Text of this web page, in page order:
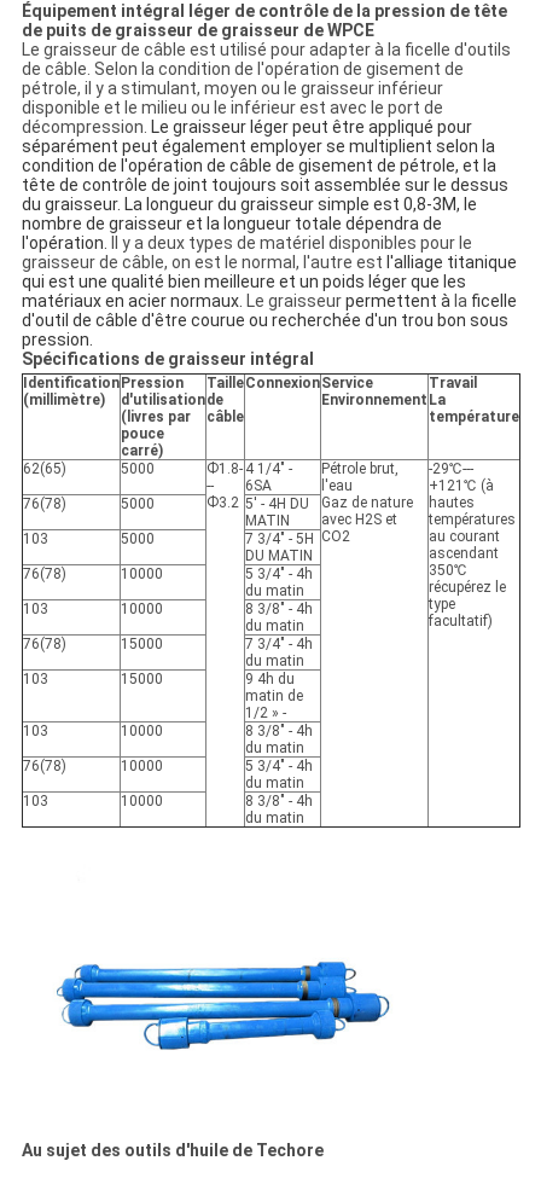
Équipement intégral léger de contrôle de la pression de tête
de puits de graisseur de graisseur de WPCE
Le graisseur de câble est utilisé pour adapter à la ficelle d'outils
de câble. Selon la condition de l'opération de gisement de
pétrole, il y a stimulant, moyen ou le graisseur inférieur
disponible et le milieu ou le inférieur est avec le port de
décompression. Le graisseur léger peut être appliqué pour
séparément peut également employer se multiplient selon la
condition de l'opération de câble de gisement de pétrole, et la
tête de contrôle de joint toujours soit assemblée sur le dessus
du graisseur. La longueur du graisseur simple est 0,8-3M, le
nombre de graisseur et la longueur totale dépendra de
l'opération. Il y a deux types de matériel disponibles pour le
graisseur de câble, on est le normal, l'autre est l'alliage titanique
qui est une qualité bien meilleure et un poids léger que les
matériaux en acier normaux. Le graisseurpermettent àla ficelle
d'outil de câble d'être courue ou recherchée d'un trou bon sous
pression.
Spécifications de graisseur intégral
Identification
(millimètre)
Pression
d'utilisation
(livres par
pouce
carré)
Taille
de
câble
ConnexionService
Environnement
Travail
La
température
62(65) 5000
Ф1.8-
--
Ф3.2
4 1/4" -
6SA
Pétrole brut,
l'eau
Gaz de nature
avec H2S et
CO2
-29℃---
+121℃ (à
hautes
températures
au courant
ascendant
350℃
récupérez le
type
facultatif)
76(78) 5000
5' - 4H DU
MATIN
103
5000
7 3/4" - 5H
DU MATIN
76(78)
10000
5 3/4" - 4h
du matin
103
10000
8 3/8" - 4h
du matin
76(78)
15000
7 3/4" - 4h
du matin
103
15000
9 4h du
matin de
1/2 » -
103
10000
8 3/8" - 4h
du matin
76(78)
10000
5 3/4" - 4h
du matin
103
10000
8 3/8" - 4h
du matin
Au sujet des outils d'huile de Techore